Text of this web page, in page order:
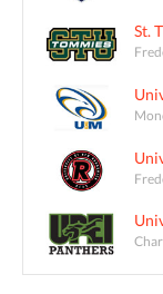
St.